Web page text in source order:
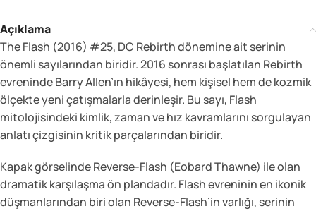
Açıklama
The Flash (2016) #25, DC Rebirth dönemine ait serinin
önemli sayılarından biridir. 2016 sonrası başlatılan Rebirth
evreninde Barry Allen’ın hikâyesi, hem kişisel hem de kozmik
ölçekte yeni çatışmalarla derinleşir. Bu sayı, Flash
mitolojisindeki kimlik, zaman ve hız kavramlarını sorgulayan
anlatı çizgisinin kritik parçalarından biridir.
Kapak görselinde Reverse-Flash (Eobard Thawne) ile olan
dramatik karşılaşma ön plandadır. Flash evreninin en ikonik
düşmanlarından biri olan Reverse-Flash’in varlığı, serinin